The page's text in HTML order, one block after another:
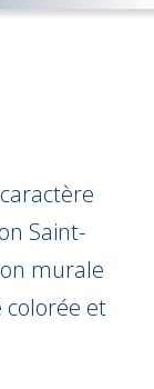
Saint-
murale
colorée et